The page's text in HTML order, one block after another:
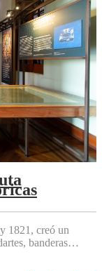
1821, creó un
banderas…